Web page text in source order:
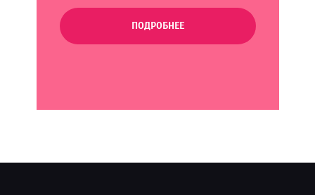
ПОДРОБНЕЕ